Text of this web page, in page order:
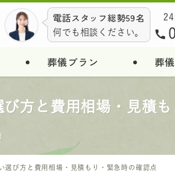
葬儀プラン 葬
電話スタッフ総勢59名
何でも相談ください。
方と費用相場・見積
選び方と費用相場・見積もり・緊急時の確認点